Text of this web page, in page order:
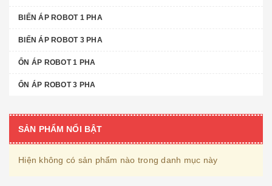
BIẾN ÁP ROBOT 1 PHA
BIẾN ÁP ROBOT 3 PHA
ỔN ÁP ROBOT 1 PHA
ỔN ÁP ROBOT 3 PHA
SẢN PHẨM NỔI BẬT
Hiện không có sản phẩm nào trong danh mục này